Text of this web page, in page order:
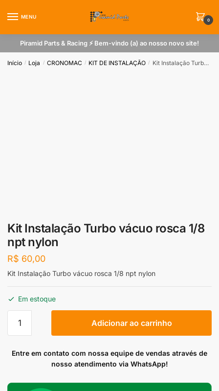
MENU
0
Piramid Parts & Racing ⚡ Bem-vindo (a) ao nosso novo site!
Início / Loja / CRONOMAC / KIT DE INSTALAÇÃO / Kit Instalação Turbo vácuo rosca 1/8 npt nylon
Kit Instalação Turbo vácuo rosca 1/8
npt nylon
R$ 60,00
Kit Instalação Turbo vácuo rosca 1/8 npt nylon
Em estoque
Instalação
vácuo
npt
Adicionar ao carrinho
Entre em contato com nossa equipe de vendas através de
nosso atendimento via WhatsApp!